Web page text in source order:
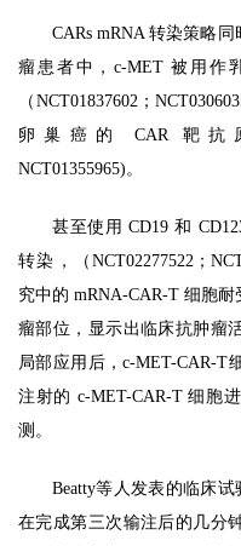
行
业
再
生
医
临
登录
CARs mRNA 转染策略
瘤患者中，c-MET 被用作
（NCT01837602；
卵巢癌的 CAR 靶抗原 ,
NCT01355965)。
甚至使用 CD19 和
转染，（NCT02277522；
究中的 mRNA-CAR-T 细胞
瘤部位，显示出临床抗肿瘤
局部应用后，c-MET-CAR-T
注射的 c-MET-CAR-T 细胞
测。
Beatty等人发表的临床试
在完成第三次输注后的几分